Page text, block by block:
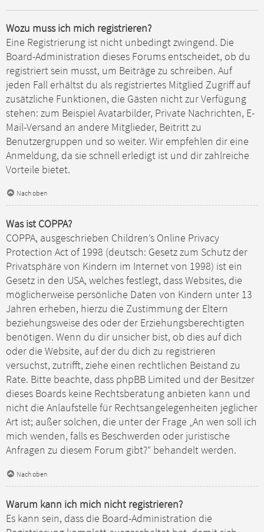
Wozu muss ich mich registrieren?
Eine Registrierung ist nicht unbedingt zwingend. Die
Board-Administration dieses Forums entscheidet, ob du
registriert sein musst, um Beiträge zu schreiben. Auf
jeden Fall erhältst du als registriertes Mitglied Zugriff auf
zusätzliche Funktionen, die Gästen nicht zur Verfügung
stehen: zum Beispiel Avatarbilder, Private Nachrichten, E-
Mail-Versand an andere Mitglieder, Beitritt zu
Benutzergruppen und so weiter. Wir empfehlen dir eine
Anmeldung, da sie schnell erledigt ist und dir zahlreiche
Vorteile bietet.
Nach oben
Was ist COPPA?
COPPA, ausgeschrieben Children’s Online Privacy
Protection Act of 1998 (deutsch: Gesetz zum Schutz der
Privatsphäre von Kindern im Internet von 1998) ist ein
Gesetz in den USA, welches festlegt, dass Websites, die
möglicherweise persönliche Daten von Kindern unter 13
Jahren erheben, hierzu die Zustimmung der Eltern
beziehungsweise des oder der Erziehungsberechtigten
benötigen. Wenn du dir unsicher bist, ob dies auf dich
oder die Website, auf der du dich zu registrieren
versuchst, zutrifft, ziehe einen rechtlichen Beistand zu
Rate. Bitte beachte, dass phpBB Limited und der Besitzer
dieses Boards keine Rechtsberatung anbieten kann und
nicht die Anlaufstelle für Rechtsangelegenheiten jeglicher
Art ist; außer solchen, die unter der Frage „An wen soll ich
mich wenden, falls es Beschwerden oder juristische
Anfragen zu diesem Forum gibt?“ behandelt werden.
Nach oben
Warum kann ich mich nicht registrieren?
Es kann sein, dass die Board-Administration die